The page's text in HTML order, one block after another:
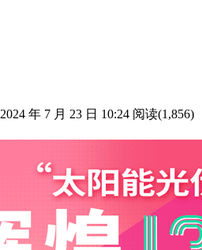
2024 年 7 月 23 日 10:24 阅读(1,856)